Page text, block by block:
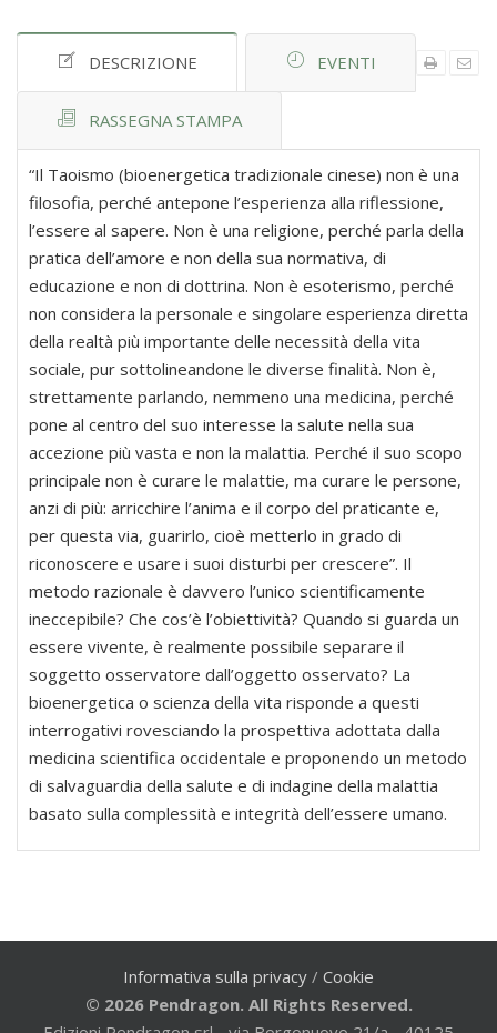
DESCRIZIONE EVENTI
RASSEGNA STAMPA
“Il Taoismo (bioenergetica tradizionale cinese) non è una
filosofia, perché antepone l’esperienza alla riflessione,
l’essere al sapere. Non è una religione, perché parla della
pratica dell’amore e non della sua normativa, di
educazione e non di dottrina. Non è esoterismo, perché
non considera la personale e singolare esperienza diretta
della realtà più importante delle necessità della vita
sociale, pur sottolineandone le diverse finalità. Non è,
strettamente parlando, nemmeno una medicina, perché
pone al centro del suo interesse la salute nella sua
accezione più vasta e non la malattia. Perché il suo scopo
principale non è curare le malattie, ma curare le persone,
anzi di più: arricchire l’anima e il corpo del praticante e,
per questa via, guarirlo, cioè metterlo in grado di
riconoscere e usare i suoi disturbi per crescere”. Il
metodo razionale è davvero l’unico scientificamente
ineccepibile? Che cos’è l’obiettività? Quando si guarda un
essere vivente, è realmente possibile separare il
soggetto osservatore dall’oggetto osservato? La
bioenergetica o scienza della vita risponde a questi
interrogativi rovesciando la prospettiva adottata dalla
medicina scientifica occidentale e proponendo un metodo
di salvaguardia della salute e di indagine della malattia
basato sulla complessità e integrità dell’essere umano.
Informativa sulla privacy / Cookie
© 2026 Pendragon. All Rights Reserved.